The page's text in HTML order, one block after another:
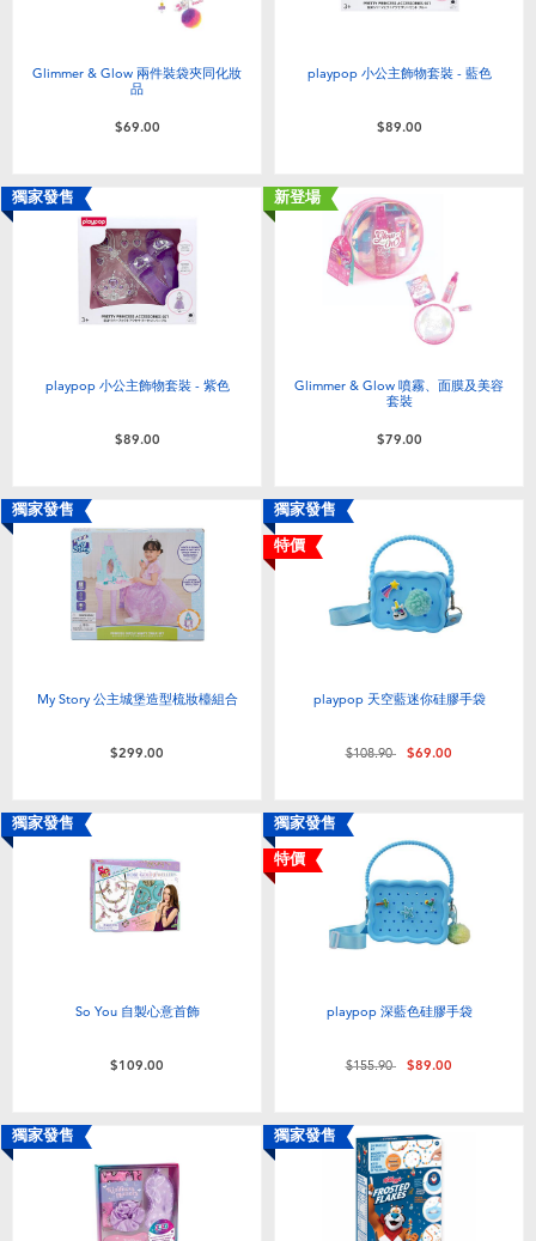
Glimmer & Glow 兩件裝袋夾同化妝
品
$69.00
playpop 小公主飾物套裝 - 藍色
$89.00
獨家發售
playpop 小公主飾物套裝 - 紫色
$89.00
新登場
Glimmer & Glow 噴霧、面膜及美容
套裝
$79.00
獨家發售
My Story 公主城堡造型梳妝檯組合
$299.00
獨家發售
特價
playpop 天空藍迷你硅膠手袋
價格從
$108.90至$69.00
獨家發售
So You 自製心意首飾
$109.00
獨家發售
特價
playpop 深藍色硅膠手袋
價格從
$155.90至$89.00
獨家發售 獨家發售